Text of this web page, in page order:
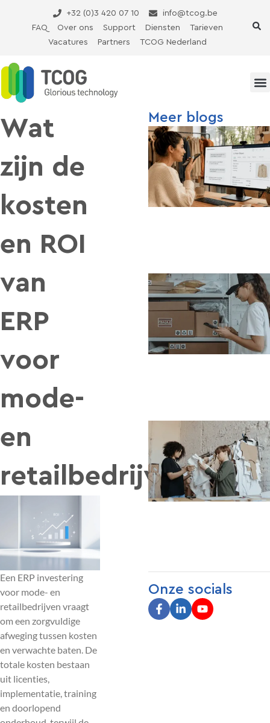
+32 (0)3 420 07 10
info@tcog.be
FAQ
Over ons Support Diensten
Tarieven
Vacatures
Partners TCOG Nederland
Wat
zijn de
kosten
en ROI
van
ERP
voor
mode-
en
retailbedrijven?
Een ERP investering
voor mode- en
retailbedrijven vraagt
om een zorgvuldige
afweging tussen kosten
en verwachte baten. De
totale kosten bestaan
uit licenties,
implementatie, training
en doorlopend
Meer blogs
Onze socials